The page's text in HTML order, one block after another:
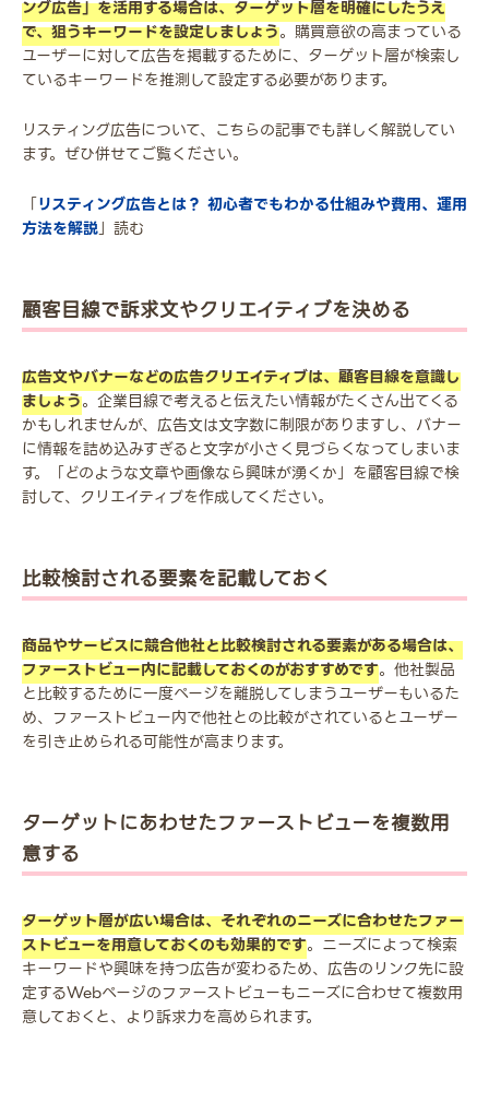
ング広告」を活用する場合は、ターゲット層を明確にしたうえ
で、狙うキーワードを設定しましょう。購買意欲の高まっている
ユーザーに対して広告を掲載するために、ターゲット層が検索し
ているキーワードを推測して設定する必要があります。
リスティング広告について、こちらの記事でも詳しく解説してい
ます。ぜひ併せてご覧ください。
「リスティング広告とは？ 初心者でもわかる仕組みや費用、運用
方法を解説」読む
顧客目線で訴求文やクリエイティブを決める
広告文やバナーなどの広告クリエイティブは、顧客目線を意識し
ましょう。企業目線で考えると伝えたい情報がたくさん出てくる
かもしれませんが、広告文は文字数に制限がありますし、バナー
に情報を詰め込みすぎると文字が小さく見づらくなってしまいま
す。「どのような文章や画像なら興味が湧くか」を顧客目線で検
討して、クリエイティブを作成してください。
比較検討される要素を記載しておく
商品やサービスに競合他社と比較検討される要素がある場合は、
ファーストビュー内に記載しておくのがおすすめです。他社製品
と比較するために一度ページを離脱してしまうユーザーもいるた
め、ファーストビュー内で他社との比較がされているとユーザー
を引き止められる可能性が高まります。
ターゲットにあわせたファーストビューを複数用
意する
ターゲット層が広い場合は、それぞれのニーズに合わせたファー
ストビューを用意しておくのも効果的です。ニーズによって検索
キーワードや興味を持つ広告が変わるため、広告のリンク先に設
定するWebページのファーストビューもニーズに合わせて複数用
意しておくと、より訴求力を高められます。